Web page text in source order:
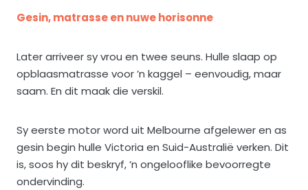
Gesin, matrasse en nuwe horisonne
Later arriveer sy vrou en twee seuns. Hulle slaap op
opblaasmatrasse voor ’n kaggel – eenvoudig, maar
saam. En dit maak die verskil.
Sy eerste motor word uit Melbourne afgelewer en as
gesin begin hulle Victoria en Suid-Australië verken. Dit
is, soos hy dit beskryf, ’n ongelooflike bevoorregte
ondervinding.